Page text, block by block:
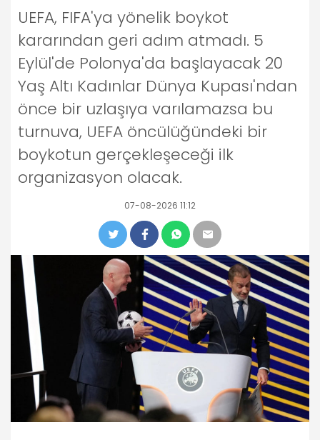
UEFA, FIFA'ya yönelik boykot
kararından geri adım atmadı. 5
Eylül'de Polonya'da başlayacak 20
Yaş Altı Kadınlar Dünya Kupası'ndan
önce bir uzlaşıya varılamazsa bu
turnuva, UEFA öncülüğündeki bir
boykotun gerçekleşeceği ilk
organizasyon olacak.
07-08-2026 11:12